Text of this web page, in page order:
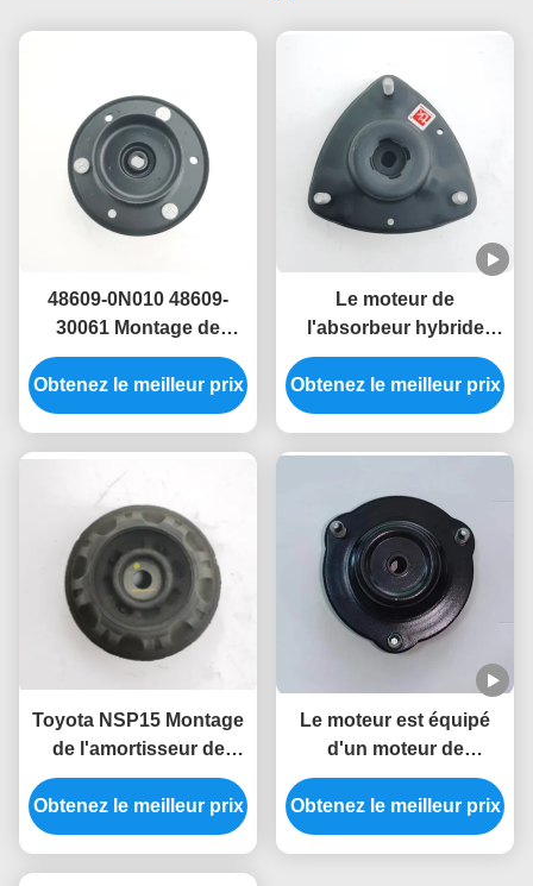
48609-0N010 48609-
30061 Montage de
l'amortisseur avant
pour Toyota GRS18#
Obtenez le meilleur prix
Le moteur de
l'absorbeur hybride
Camry Toyota 48609-
06410 48609-06401
48609-06400
Obtenez le meilleur prix
Toyota NSP15 Montage
de l'amortisseur de
voiture 48609-0D160
48609-0D150 48609-
0D140
Obtenez le meilleur prix
Le moteur est équipé
d'un moteur de
commande à
commande
automatique.
Obtenez le meilleur prix